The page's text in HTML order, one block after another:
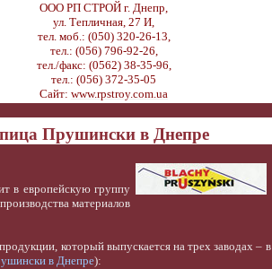
ООО РП СТРОЙ г. Днепр,
ул. Тепличная, 27 И,
тел. моб.: (050) 320-26-13,
тел.: (056) 796-92-26,
тел./факс: (0562) 38-35-96,
тел.: (056) 372-35-05
Сайт: www.rpstroy.com.ua
Прушински в Днепре
в европейскую группу
материалов
который выпускается на трех заводах – в
в Днепре):